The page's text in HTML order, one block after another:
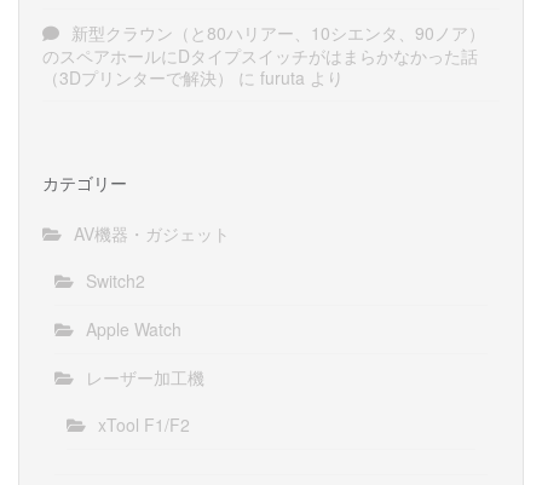
新型クラウン（と80ハリアー、10シエンタ、90ノア）
のスペアホールにDタイプスイッチがはまらかなかった話
（3Dプリンターで解決）
に furuta より
カテゴリー
AV機器・ガジェット
Switch2
Apple Watch
レーザー加工機
xTool F1/F2